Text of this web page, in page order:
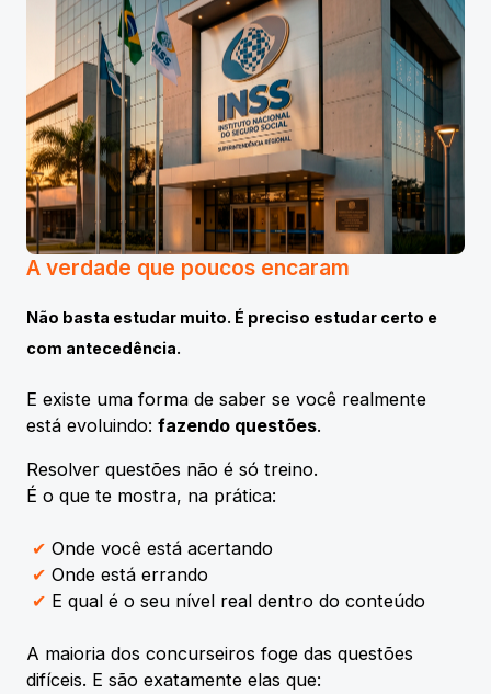
A verdade que poucos encaram
Não basta estudar muito. É preciso estudar certo e
com antecedência.
E existe uma forma de saber se você realmente
está evoluindo: fazendo questões.
Resolver questões não é só treino.
É o que te mostra, na prática:
✔ Onde você está acertando
✔ Onde está errando
✔ E qual é o seu nível real dentro do conteúdo
A maioria dos concurseiros foge das questões
difíceis. E são exatamente elas que: